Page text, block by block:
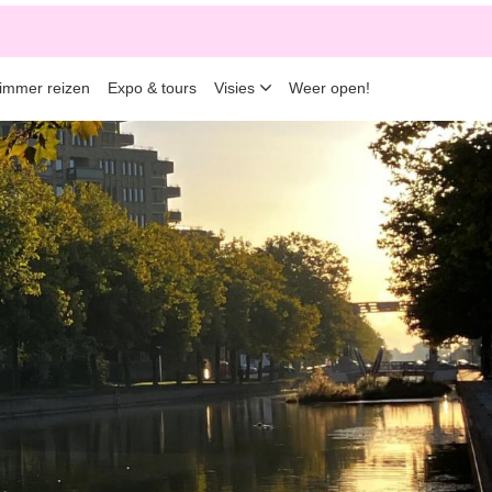
reizen Expo & tours Visies Weer open!